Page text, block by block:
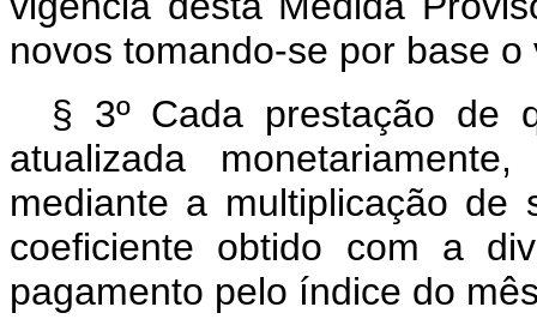
novos tomando-se por base
§ 3º Cada prestação de
atualizada
mediante a multiplicação de
coeficiente obtido com a
pagamento pelo índice do